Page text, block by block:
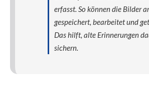
erfasst. So können die Bilder
gespeichert, bearbeitet und
Das hilft, alte Erinnerungen
sichern.